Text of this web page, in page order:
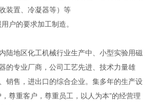
装置、冷凝器等）等
户的要求加工制造。
陆地区化工机械行业生产中、小型实验用磁
的专业厂商，公司工艺先进、技术力量雄
销售，进出口的综合企业。集多年的生产设
尊重客户，尊重员工，以人为本”的经营理